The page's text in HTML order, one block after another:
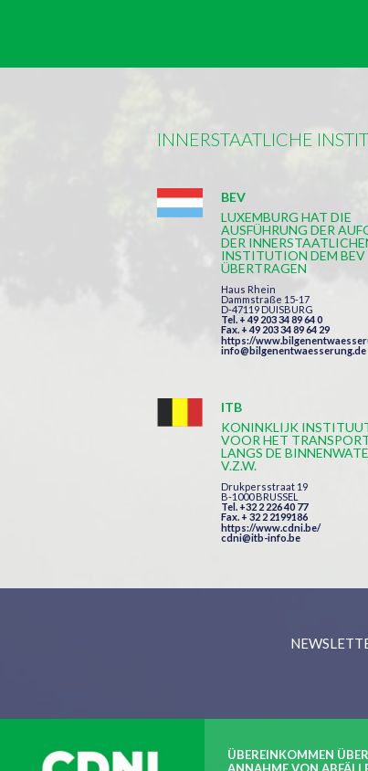
INNERSTAATLICHE
BEV
LUXEMBURG HAT DIE
AUSFÜHRUNG DER
DER
INSTITUTION DEM BEV
ÜBERTRAGEN
Haus Rhein
Dammstraße 15-17
D-47119 DUISBURG
Tel. + 49 203 34 89 64 0
Fax. + 49 203 34 89 64 29
https://
info@bilgenentwaesserung.de
ITB
KONINKLIJK
VOOR HET
LANGS DE
V.Z.W.
Drukpersstraat 19
B-1000 BRUSSEL
Tel. +32 2 226 40 77
Fax. + 32 2 2199186
https://www.cdni.be/
cdni@itb-info.be
ÜBEREINKOMMEN